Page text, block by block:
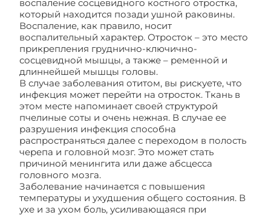
воспаление сосцевидного костного отростка,
который находится позади ушной раковины.
Воспаление, как правило, носит
воспалительный характер. Отросток – это место
прикрепления груднично-ключично-
сосцевидной мышцы, а также – ременной и
длиннейшей мышцы головы.
В случае заболевания отитом, вы рискуете, что
инфекция может перейти на отросток. Ткань в
этом месте напоминает своей структурой
пчелиные соты и очень нежная. В случае ее
разрушения инфекция способна
распространяться далее с переходом в полость
черепа и головной мозг. Это может стать
причиной менингита или даже абсцесса
головного мозга.
Заболевание начинается с повышения
температуры и ухудшения общего состояния. В
ухе и за ухом боль, усиливающаяся при